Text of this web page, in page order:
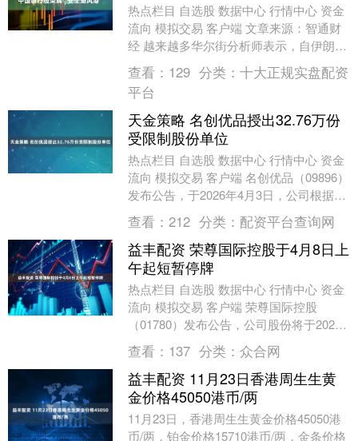
热点栏目 自选股 数据中心 行情中心 资金
流向 模拟交易 客户端 文章来源：智通财
经 越来越多华尔街分析师表示，自伊朗战
争爆发以来，中国股票市场的银行股的整
体表....
查看： 129 分类： 十大正规实盘配资
平台
天金策略 名创优品授出32.76万份
受限制股份单位
热点栏目 自选股 数据中心 行情中心 资金
流向 模拟交易 客户端 名创优品（09896）
发布公告，于2026年4月3日，公司根据其
2020年股份激励计划向七名雇....
查看： 212 分类： 配资平台查询网
益丰配资 荣尊国际控股于4月8日上
午起短暂停牌
热点栏目 自选股 数据中心 行情中心 资金
流向 模拟交易 客户端 荣尊国际控股
（01780）发布公告，公司股份将于2026
年4月8日上午九时正起短暂停止买卖。 ....
查看： 137 分类： 众合网
益丰配资 11月23日香港周生生黄
金价格45050港币/两
11月23日，香港周生生黄金价格45050港
币/两，铂金价格15710港币/两，金条价格